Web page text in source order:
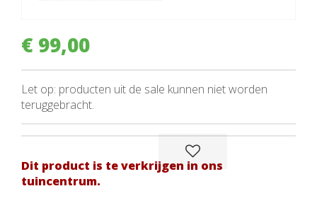
€ 99,00
Let op: producten uit de sale kunnen niet worden
teruggebracht.
Dit product is te verkrijgen in ons
tuincentrum.